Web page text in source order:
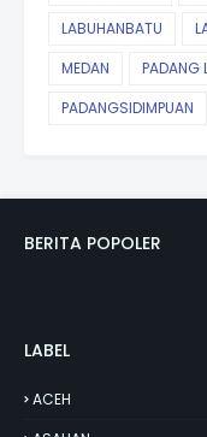
LABUHANBATU
MEDAN
PADANG
PADANGSIDIMPUAN
BERITA POPOLER
LABEL
ACEH